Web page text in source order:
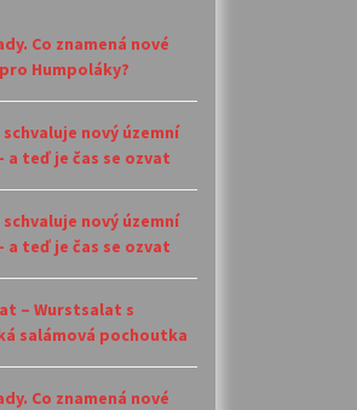
Co znamená nové
Humpoláky?
nový územní
a teď je čas se ozvat
nový územní
a teď je čas se ozvat
– Wurstsalat s
salámová pochoutka
Co znamená nové